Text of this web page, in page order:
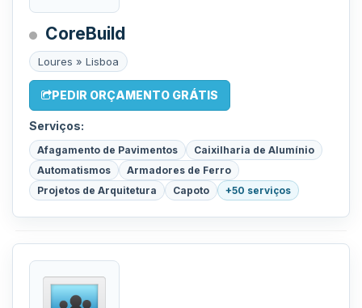
CoreBuild
Loures » Lisboa
PEDIR ORÇAMENTO GRÁTIS
Serviços:
Afagamento de Pavimentos
Caixilharia de Alumínio
Automatismos
Armadores de Ferro
Projetos de Arquitetura
Capoto +50 serviços